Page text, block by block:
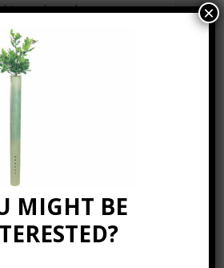
malesuada
FOTO
MIGHT BE
×